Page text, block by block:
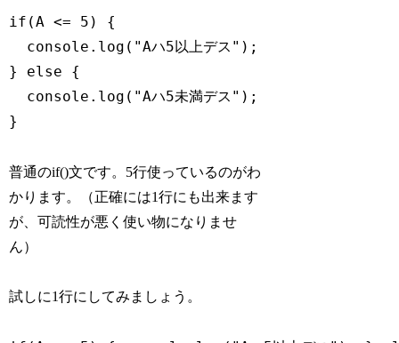
if(A <= 5) {
  console.log("Aハ5以上デス");
} else {
  console.log("Aハ5未満デス");
}
普通のif()文です。5行使っているのがわ
かります。（正確には1行にも出来ます
が、可読性が悪く使い物になりませ
ん）
試しに1行にしてみましょう。